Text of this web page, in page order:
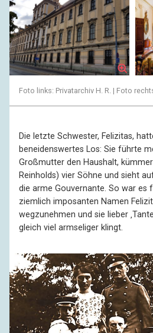
Foto links: Privatarchiv H. R. | Foto
Die letzte Schwester, Felizitas,
beneidenswertes Los: Sie führte
Großmutter den Haushalt,
Reinholds) vier Söhne und sieht
die arme Gouvernante. So war es
ziemlich imposanten Namen
wegzunehmen und sie lieber
gleich viel armseliger klingt.